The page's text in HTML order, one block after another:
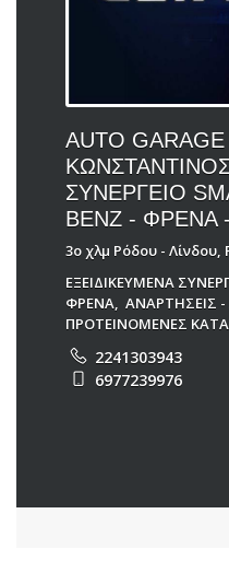
AUTO
ΣΥΝΕΡΓΕΙΟ
BENZ - ΦΡΕΝΑ
3ο χλμ Ρόδου -
ΕΞΕΙΔΙΚΕΥΜΕΝΑ
ΦΡΕΝΑ, ΑΝΑΡΤΗΣΕΙΣ
ΠΡΟΤΕΙΝΟΜΕΝΕΣ
2241303943
6977239976